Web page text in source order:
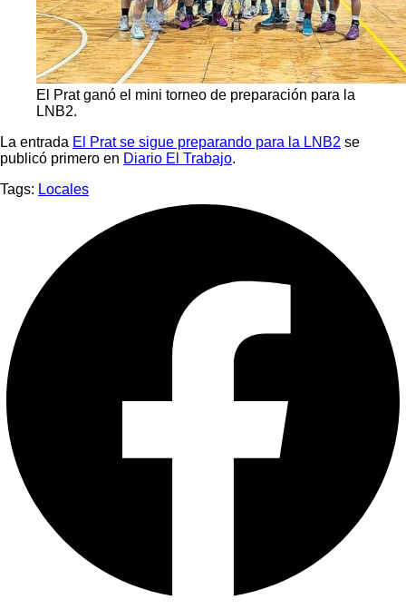
El Prat ganó el mini torneo de preparación para la
LNB2.
La entrada El Prat se sigue preparando para la LNB2 se
publicó primero en Diario El Trabajo.
Tags: Locales